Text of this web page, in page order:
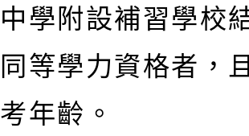
中學附設補習學校
同等學力資格者，
考年齡。